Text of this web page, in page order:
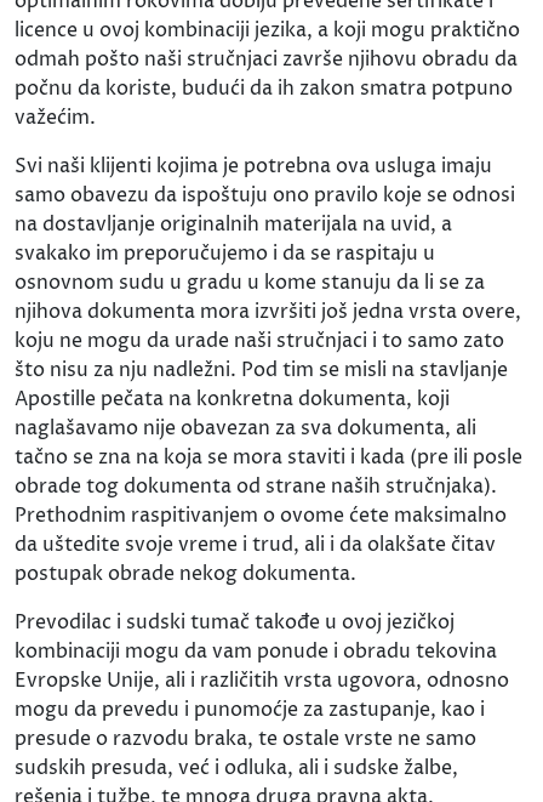
licence u ovoj kombinaciji jezika, a koji mogu praktično
odmah pošto naši stručnjaci završe njihovu obradu da
počnu da koriste, budući da ih zakon smatra potpuno
važećim.
Svi naši klijenti kojima je potrebna ova usluga imaju
samo obavezu da ispoštuju ono pravilo koje se odnosi
na dostavljanje originalnih materijala na uvid, a
svakako im preporučujemo i da se raspitaju u
osnovnom sudu u gradu u kome stanuju da li se za
njihova dokumenta mora izvršiti još jedna vrsta overe,
koju ne mogu da urade naši stručnjaci i to samo zato
što nisu za nju nadležni. Pod tim se misli na stavljanje
Apostille pečata na konkretna dokumenta, koji
naglašavamo nije obavezan za sva dokumenta, ali
tačno se zna na koja se mora staviti i kada (pre ili posle
obrade tog dokumenta od strane naših stručnjaka).
Prethodnim raspitivanjem o ovome ćete maksimalno
da uštedite svoje vreme i trud, ali i da olakšate čitav
postupak obrade nekog dokumenta.
Prevodilac i sudski tumač takođe u ovoj jezičkoj
kombinaciji mogu da vam ponude i obradu tekovina
Evropske Unije, ali i različitih vrsta ugovora, odnosno
mogu da prevedu i punomoćje za zastupanje, kao i
presude o razvodu braka, te ostale vrste ne samo
sudskih presuda, već i odluka, ali i sudske žalbe,
rešenja i tužbe, te mnoga druga pravna akta.